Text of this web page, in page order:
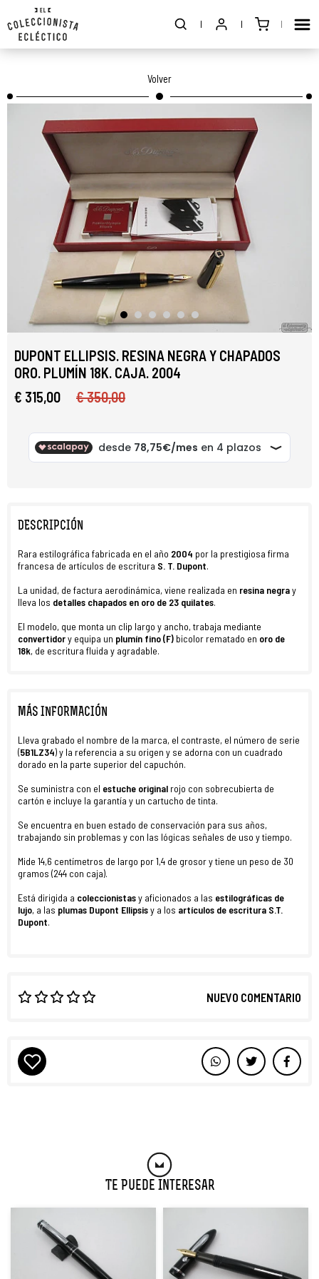
Volver
DUPONT ELLIPSIS. RESINA NEGRA Y CHAPADOS
ORO. PLUMÍN 18K. CAJA. 2004
€ 315,00
€ 350,00
DESCRIPCIÓN
Rara estilográfica fabricada en el año 2004 por la prestigiosa firma
francesa de artículos de escritura S. T. Dupont.
La unidad, de factura aerodinámica, viene realizada en resina negray
lleva los detalles chapados en oro de 23 quilates.
El modelo, que monta un clip largo y ancho, trabaja mediante
convertidory equipa un plumín fino (F) bicolor rematado en oro de
18k, de escritura fluida y agradable.
MÁS INFORMACIÓN
Lleva grabado el nombre de la marca, el contraste, el número de serie
(5B1LZ34) y la referencia a su origen y se adorna con un cuadrado
dorado en la parte superior del capuchón.
Se suministra con el estuche original rojo con sobrecubierta de
cartón e incluye la garantía y un cartucho de tinta.
Se encuentra en buen estado de conservación para sus años,
trabajando sin problemas y con las lógicas señales de uso y tiempo.
Mide 14,6 centímetros de largo por 1,4 de grosor y tiene un peso de 30
gramos (244 con caja).
Está dirigida a coleccionistasy aficionados a las estilográficas de
lujo, a las plumas Dupont Ellipsisy a los artículos de escritura S.T.
Dupont.
NUEVO COMENTARIO
Te Puede Interesar